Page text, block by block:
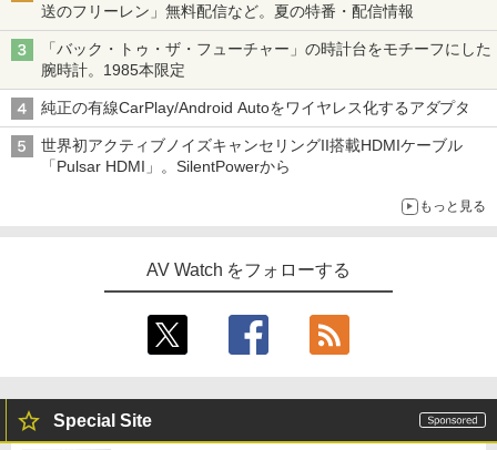
送のフリーレン」無料配信など。夏の特番・配信情報
「バック・トゥ・ザ・フューチャー」の時計台をモチーフにした
腕時計。1985本限定
純正の有線CarPlay/Android Autoをワイヤレス化するアダプタ
世界初アクティブノイズキャンセリングII搭載HDMIケーブル
「Pulsar HDMI」。SilentPowerから
もっと見る
AV Watch をフォローする
Special Site